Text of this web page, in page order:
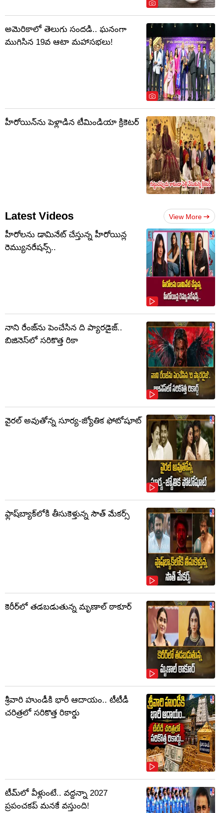
అమెరికాలో తెలుగు సందడి.. ఘనంగా
ముగిసిన 19వ ఆటా మహాసభలు!
హీరోయిన్‌ను పెళ్లాడిన టీమిండియా క్రికెటర్
Latest Videos View More
హీరోలను డామినేట్ చేస్తున్న హీరోయిన్ల
రెమ్యునరేషన్స్..
నాని రేంజ్‌ను పెంచేసిన ది ప్యారడైజ్..
బిజినెస్‌లో సరికొత్త రికా
వైరల్ అవుతోన్న సూర్య-జ్యోతిక ఫోటోషూట్
ఫ్లాష్‌బ్యాక్‌లోకి తీసుకెళ్తున్న సౌత్‌ మేకర్స్‌
కెరీర్‌లో తడబడుతున్న మృణాల్ ఠాకూర్
శ్రీవారి హుండీకి భారీ ఆదాయం.. టీటీడీ
చరిత్రలో సరికొత్త రికార్డు
టీమ్‌లో వీళ్లుంటే.. వద్దన్నా 2027
ప్రపంచకప్‌ మనకే వస్తుంది!